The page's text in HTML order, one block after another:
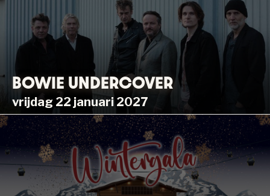
BOWIE UNDERCOVER
vrijdag 22 januari 2027